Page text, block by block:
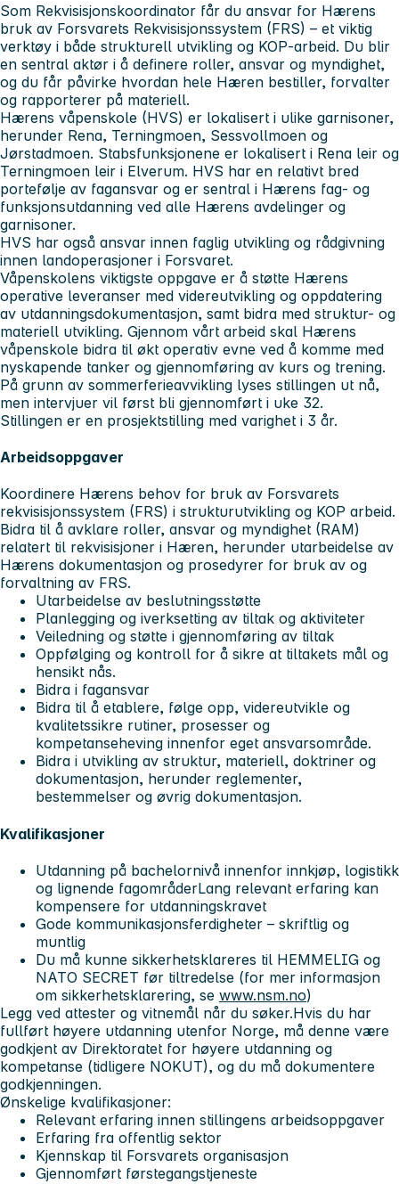
Som Rekvisisjonskoordinator får du ansvar for Hærens
bruk av Forsvarets Rekvisisjonssystem (FRS) – et viktig
verktøy i både strukturell utvikling og KOP‑arbeid. Du blir
en sentral aktør i å definere roller, ansvar og myndighet,
og du får påvirke hvordan hele Hæren bestiller, forvalter
og rapporterer på materiell.
Hærens våpenskole (HVS) er lokalisert i ulike garnisoner,
herunder Rena, Terningmoen, Sessvollmoen og
Jørstadmoen. Stabsfunksjonene er lokalisert i Rena leir og
Terningmoen leir i Elverum. HVS har en relativt bred
portefølje av fagansvar og er sentral i Hærens fag- og
funksjonsutdanning ved alle Hærens avdelinger og
garnisoner.
HVS har også ansvar innen faglig utvikling og rådgivning
innen landoperasjoner i Forsvaret.
Våpenskolens viktigste oppgave er å støtte Hærens
operative leveranser med videreutvikling og oppdatering
av utdanningsdokumentasjon, samt bidra med struktur- og
materiell utvikling. Gjennom vårt arbeid skal Hærens
våpenskole bidra til økt operativ evne ved å komme med
nyskapende tanker og gjennomføring av kurs og trening.
På grunn av sommerferieavvikling lyses stillingen ut nå,
men intervjuer vil først bli gjennomført i uke 32.
Stillingen er en prosjektstilling med varighet i 3 år.
Arbeidsoppgaver
Koordinere Hærens behov for bruk av Forsvarets
rekvisisjonssystem (FRS) i strukturutvikling og KOP arbeid.
Bidra til å avklare roller, ansvar og myndighet (RAM)
relatert til rekvisisjoner i Hæren, herunder utarbeidelse av
Hærens dokumentasjon og prosedyrer for bruk av og
forvaltning av FRS.
Utarbeidelse av beslutningsstøtte
Planlegging og iverksetting av tiltak og aktiviteter
Veiledning og støtte i gjennomføring av tiltak
Oppfølging og kontroll for å sikre at tiltakets mål og
hensikt nås.
Bidra i fagansvar
Bidra til å etablere, følge opp, videreutvikle og
kvalitetssikre rutiner, prosesser og
kompetanseheving innenfor eget ansvarsområde.
Bidra i utvikling av struktur, materiell, doktriner og
dokumentasjon, herunder reglementer,
bestemmelser og øvrig dokumentasjon.
Kvalifikasjoner
Utdanning på bachelornivå innenfor innkjøp, logistikk
og lignende fagområderLang relevant erfaring kan
kompensere for utdanningskravet
Gode kommunikasjonsferdigheter – skriftlig og
muntlig
Du må kunne sikkerhetsklareres til HEMMELIG og
NATO SECRET før tiltredelse (for mer informasjon
om sikkerhetsklarering, se www.nsm.no)
Legg ved attester og vitnemål når du søker.Hvis du har
fullført høyere utdanning utenfor Norge, må denne være
godkjent av Direktoratet for høyere utdanning og
kompetanse (tidligere NOKUT), og du må dokumentere
godkjenningen.
Ønskelige kvalifikasjoner:
Relevant erfaring innen stillingens arbeidsoppgaver
Erfaring fra offentlig sektor
Kjennskap til Forsvarets organisasjon
Gjennomført førstegangstjeneste